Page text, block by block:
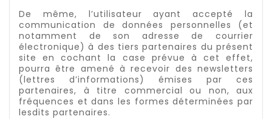
De même, l’utilisateur ayant accepté la
communication de données personnelles (et
notamment de son adresse de courrier
électronique) à des tiers partenaires du présent
site en cochant la case prévue à cet effet,
pourra être amené à recevoir des newsletters
(lettres d’informations) émises par ces
partenaires, à titre commercial ou non, aux
fréquences et dans les formes déterminées par
lesdits partenaires.